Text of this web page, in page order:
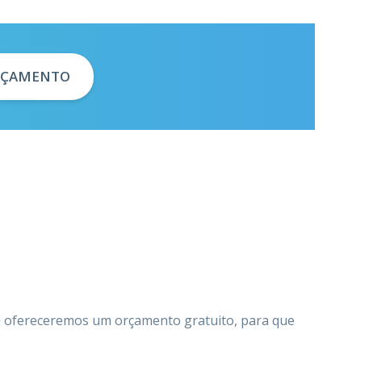
ofereceremos um orçamento gratuito, para que